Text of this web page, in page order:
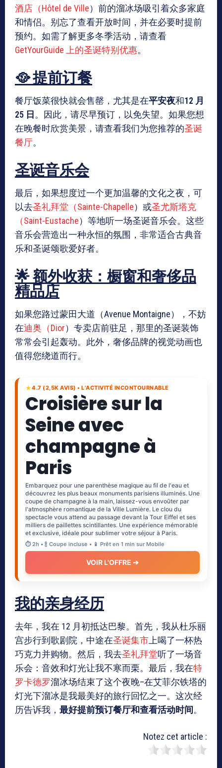
酒店（Hôtel de Ville）前的溜冰场吸引着众多家庭
和情侣。别忘了查看开放时间，并在必要时提前
预约。如需了解更多冬季活动，请查看
GetYourGuide 上的圣诞特别优惠。
🥘 提前订餐
餐厅饭菜很快就会售罄，尤其是在平安夜和12 月
25 日。因此，请尽早预订，以免失望。如果您想
在晚餐时欣赏美景，请查看我们为您推荐的圣诞
餐厅。
圣诞音乐会
最后，如果想度过一个更加温馨的文化之夜，可
以去圣礼拜堂（Sainte-Chapelle）或圣尤斯塔克
（Saint-Eustache）等地听一场圣诞音乐会。这些
音乐会营造出一种永恒的氛围，非常适合古典音
乐和圣诞颂歌爱好者。
🌟 额外收获：橱窗和奢侈品
精品店
如果您路过蒙田大道（Avenue Montaigne），不妨
在迪奥（Dior）专卖店前驻足，那里的圣诞装饰
常常会引起轰动。此外，奢侈品牌的视觉动画也
值得您绕道而行。
★4.7 (2,5K AVIS) • L’ACTIVITÉ INCONTOURNABLE
Croisière sur la
Seine avec
champagne à
Paris
Embarquez pour une parenthèse magique au fil de l'eau et
découvrez les plus beaux monuments parisiens illuminés. Une
coupe de champagne à la main, laissez-vous envoûter par
l'atmosphère romantique de la Ville Lumière. Le clou du
spectacle vous attend au passage devant la Tour Eiffel et ses
milliers de paillettes scintillantes. Une expérience mémorable
et exclusive, idéale pour sublimer votre séjour à Paris.
⏱️ 2h • 🍾 Coupe incluse • 📱 Prêt en 1 min sur Mobile
VOIR L'OFFRE ➔
我的亲身经历
去年，我在 12 月初抵达巴黎。首先，我从杜乐丽
宫步行到歌剧院，中途在圣诞集市 上喝了一杯热
巧克力并购物。然后，我去圣礼拜堂听了一场音
乐会：音效和灯光让我不寒而栗。最后，我在特
罗卡德罗溜冰场结束了这个夜晚–在艾菲尔铁塔的
灯光下溜冰是我最美好的旅行回忆之一。这次经
历告诉我， 最好提前预订餐厅和查看活动时间。
Notez cet article :